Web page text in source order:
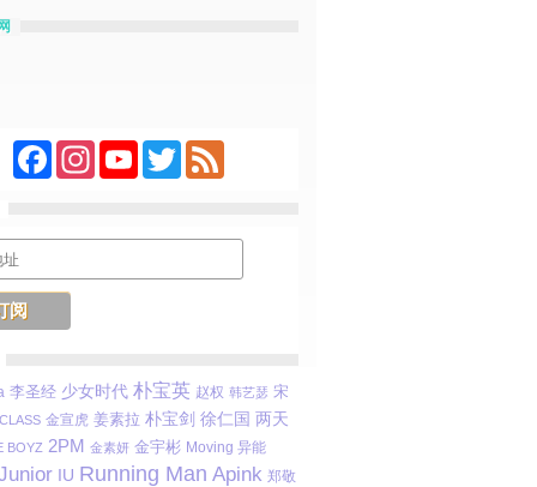
FacebookInstagramYouTubeTwitterFeed
李圣经 少女时代 朴宝英 赵权 韩艺瑟 宋
金宣虎 姜素拉 朴宝剑 徐仁国 两天
BOYZ 2PM 金素妍 金宇彬 Moving 异能
IU Running Man Apink 郑敬